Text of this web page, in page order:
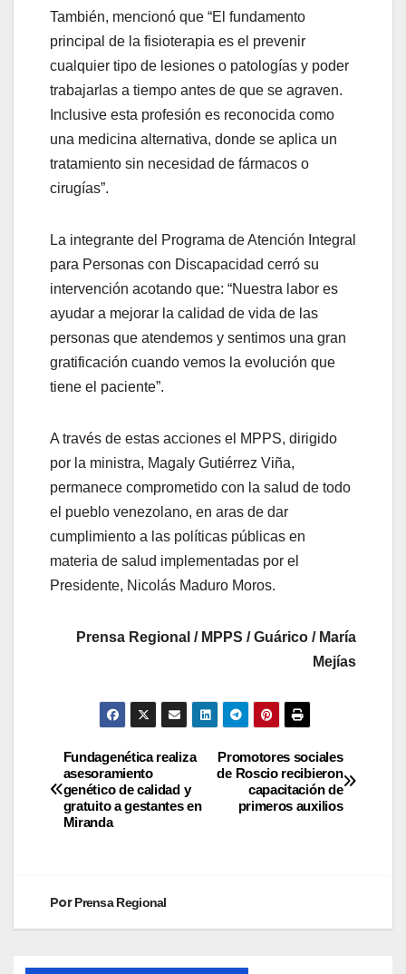
También, mencionó que “El fundamento
principal de la fisioterapia es el prevenir
cualquier tipo de lesiones o patologías y poder
trabajarlas a tiempo antes de que se agraven.
Inclusive esta profesión es reconocida como
una medicina alternativa, donde se aplica un
tratamiento sin necesidad de fármacos o
cirugías”.
La integrante del Programa de Atención Integral
para Personas con Discapacidad cerró su
intervención acotando que: “Nuestra labor es
ayudar a mejorar la calidad de vida de las
personas que atendemos y sentimos una gran
gratificación cuando vemos la evolución que
tiene el paciente”.
A través de estas acciones el MPPS, dirigido
por la ministra, Magaly Gutiérrez Viña,
permanece comprometido con la salud de todo
el pueblo venezolano, en aras de dar
cumplimiento a las políticas públicas en
materia de salud implementadas por el
Presidente, Nicolás Maduro Moros.
Prensa Regional / MPPS / Guárico / María
Mejías
Promotores sociales
de Roscio recibieron
capacitación de
primeros auxilios
Fundagenética realiza
asesoramiento
genético de calidad y
gratuito a gestantes en
Miranda
PorPrensa Regional